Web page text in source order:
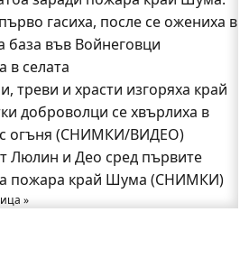
треви и храсти изгоряха край
доброволци се хвърлиха в
огъня (СНИМКИ/ВИДЕО)
в селата
на тока утре в части
от община Годеч
и Станимир да изберат Годеч
в чужбина? (ВИДЕО)
поколения под старата круша
гасиха, после се ожениха в
база във Войнеговци
в селата
треви и храсти изгоряха край
доброволци се хвърлиха в
с огъня (СНИМКИ/ВИДЕО)
Люлин и Део сред първите
пожара край Шума (СНИМКИ)
»